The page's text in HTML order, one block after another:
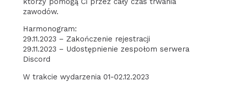
zawodów.
Harmonogram:
29.11.2023 – Zakończenie rejestracji
29.11.2023 – Udostępnienie zespołom serwera
Discord
W trakcie wydarzenia 01-02.12.2023